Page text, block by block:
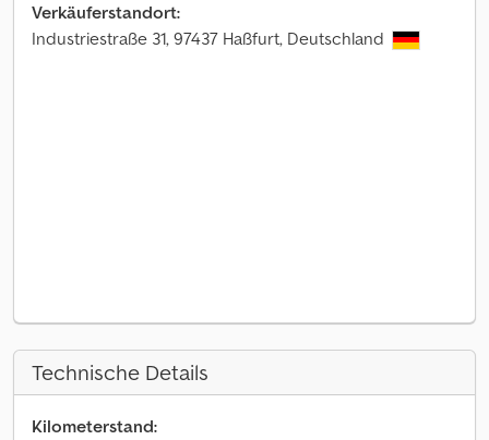
Verkäuferstandort:
Industriestraße 31, 97437 Haßfurt, Deutschland
Technische Details
Kilometerstand: